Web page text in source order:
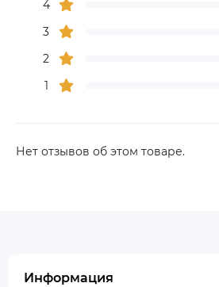
4
3
2
1
Нет отзывов об этом товаре.
Информация